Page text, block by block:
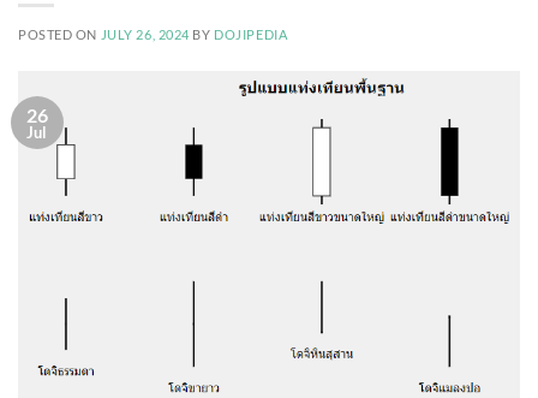
POSTED ON JULY 26, 2024 BY DOJIPEDIA
26
Jul